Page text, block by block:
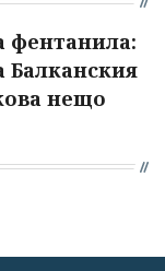
фентанила:
Балканския
нещо